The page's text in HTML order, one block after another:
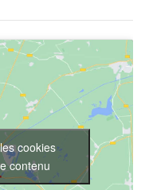
cookies
contenu